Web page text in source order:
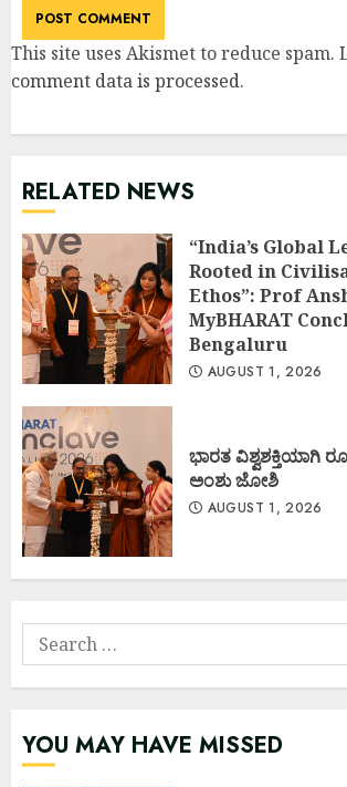
This site uses Akismet to reduce spam.
comment data is processed.
RELATED NEWS
“India’s Global
Rooted in
Ethos”: Prof
MyBHARAT
Bengaluru
AUGUST 1, 2026
ಭಾರತ ವಿಶ್ವಶಕ್ತಿಯಾಗಿ
ಅಂಶು ಜೋಶಿ
AUGUST 1, 2026
Search
for:
YOU MAY HAVE MISSED